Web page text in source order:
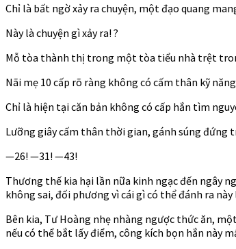
Chỉ là bất ngờ xảy ra chuyện, một đạo quang
Này là chuyện gì xảy ra! ?
Mỗ tòa thành thị trong một tòa tiểu nhà trệt
Nãi mẹ 10 cấp rõ ràng không có cấm thân kỹ
Chỉ là hiện tại căn bản không có cấp hắn tìm
Lưỡng giây cấm thân thời gian, gánh súng
—26! —31! —43!
Thương thế kia hại lần nữa kinh ngạc đến ngây
không sai, đối phương vì cái gì có thể đánh ra
Bên kia, Tư Hoàng nhẹ nhàng ngược thức ăn,
nếu có thể bắt lấy điểm, công kích bọn hắn này